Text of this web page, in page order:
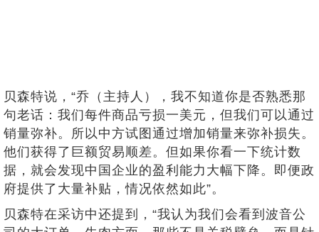
贝森特说，“乔（主持人），我不知道你是否熟悉那
句老话：我们每件商品亏损一美元，但我们可以通过
销量弥补。所以中方试图通过增加销量来弥补损失。
他们获得了巨额贸易顺差。但如果你看一下统计数
据，就会发现中国企业的盈利能力大幅下降。即便政
府提供了大量补贴，情况依然如此”。
贝森特在采访中还提到，“我认为我们会看到波音公